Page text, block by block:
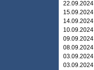
22.09.2024
15.09.2024
14.09.2024
10.09.2024
09.09.2024
08.09.2024
03.09.2024
03.09.2024